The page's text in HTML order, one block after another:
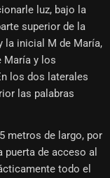
luz, bajo la
superior de la
la inicial M de María,
María y los
los dos laterales
las palabras
metros de largo, por
puerta de acceso al
todo el